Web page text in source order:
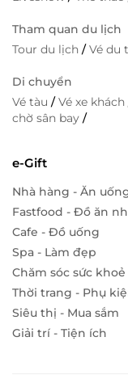
Tham quan du lịch
Tour du lịch /Vé du
Di chuyển
Vé tàu /Vé xe khách
chờ sân bay /
e-Gift
Nhà hàng - Ăn
Fastfood - Đồ ăn
Cafe - Đồ uống
Spa - Làm đẹp
Chăm sóc sức khoẻ
Thời trang - Phụ
Siêu thị - Mua sắm
Giải trí - Tiện ích